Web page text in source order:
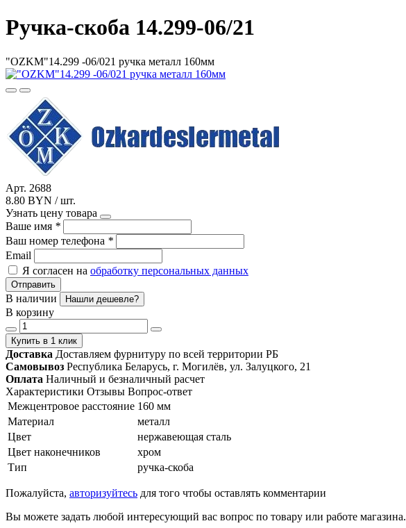
Ручка-скоба 14.299-06/21
"OZKM"14.299 -06/021 ручка металл 160мм
Арт. 2688
8.80 BYN / шт.
Узнать цену товара
Ваше имя *
Ваш номер телефона *
Email
Я согласен на обработку персональных данных
Отправить
В наличии Нашли дешевле?
В корзину
Купить в 1 клик
Доставка Доставляем фурнитуру по всей территории РБ
Самовывоз Республика Беларусь, г. Могилёв, ул. Залуцкого, 21
Оплата Наличный и безналичный расчет
Характеристики Отзывы Вопрос-ответ
Межцентровое расстояние 160 мм
Материал
металл
Цвет
нержавеющая сталь
Цвет наконечников
хром
Тип
ручка-скоба
Пожалуйста, авторизуйтесь для того чтобы оставлять комментарии
Вы можете задать любой интересующий вас вопрос по товару или работе магазина.